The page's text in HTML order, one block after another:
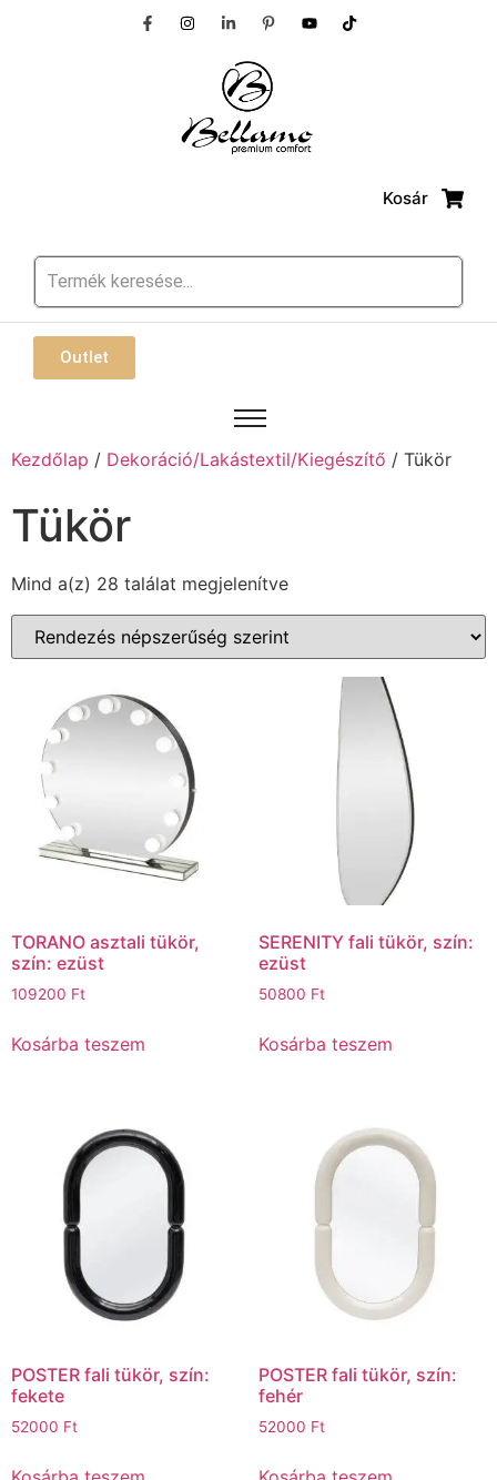
Kosár
Outlet
Kezdőlap / Dekoráció/Lakástextil/Kiegészítő / Tükör
Tükör
Mind a(z) 28 találat megjelenítve
TORANO asztali tükör,
szín: ezüst
109200 Ft
Kosárba teszem
SERENITY fali tükör, szín:
ezüst
50800 Ft
Kosárba teszem
POSTER fali tükör, szín:
fekete
52000 Ft
POSTER fali tükör, szín:
fehér
52000 Ft